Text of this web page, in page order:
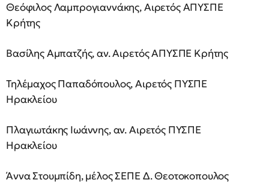
Θεόφιλος Λαμπρογιαννάκης, Αιρετός ΑΠΥΣΠΕ
Κρήτης
Βασίλης Αμπατζής, αν. Αιρετός ΑΠΥΣΠΕ Κρήτης
Τηλέμαχος Παπαδόπουλος, Αιρετός ΠΥΣΠΕ
Ηρακλείου
Πλαγιωτάκης Ιωάννης, αν. Αιρετός ΠΥΣΠΕ
Ηρακλείου
Άννα Στουμπίδη, μέλος ΣΕΠΕ Δ. Θεοτοκοπουλος